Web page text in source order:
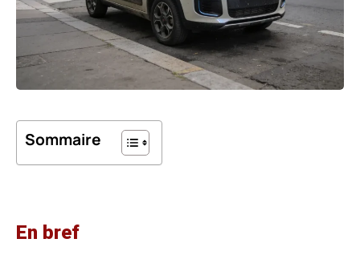
Sommaire
En bref